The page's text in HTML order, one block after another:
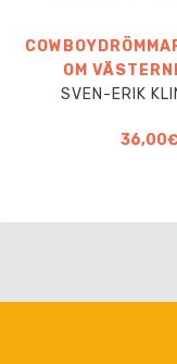
OM
SVEN-ERIK